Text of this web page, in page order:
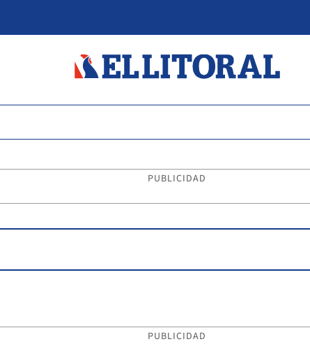
PUBLICIDAD
PUBLICIDAD